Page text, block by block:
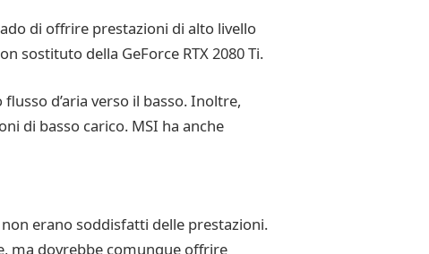
di offrire prestazioni di alto livello
sostituto della GeForce RTX 2080 Ti.
d’aria verso il basso. Inoltre,
di basso carico. MSI ha anche
erano soddisfatti delle prestazioni.
ma dovrebbe comunque offrire